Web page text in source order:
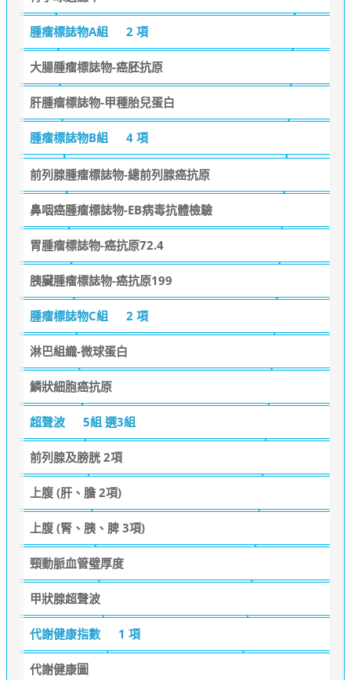
腫瘤標誌物A組 2 項
大腸腫瘤標誌物-癌胚抗原
肝腫瘤標誌物-甲種胎兒蛋白
腫瘤標誌物B組 4 項
前列腺腫瘤標誌物-總前列腺癌抗原
鼻咽癌腫瘤標誌物-EB病毒抗體檢驗
胃腫瘤標誌物-癌抗原72.4
胰臟腫瘤標誌物-癌抗原199
腫瘤標誌物C組 2 項
淋巴組織-微球蛋白
鱗狀細胞癌抗原
超聲波 5組 選3組
前列腺及膀胱 2項
上腹 (肝、膽 2項)
上腹 (腎、胰、脾 3項)
頸動脈血管璧厚度
甲狀腺超聲波
代謝健康指數 1 項
代謝健康圖